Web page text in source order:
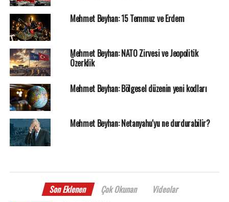
Mehmet Beyhan: 15 Temmuz ve Erdem
Mehmet Beyhan: NATO Zirvesi ve Jeopolitik
Özerklik
Mehmet Beyhan: Bölgesel düzenin yeni kodları
Mehmet Beyhan: Netanyahu'yu ne durdurabilir?
Son Eklenen Çok Okunan Videolar